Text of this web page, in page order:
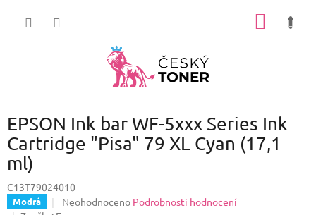
EPSON Ink bar WF-5xxx Series Ink
Cartridge "Pisa" 79 XL Cyan (17,1
ml)
C13T79024010
Modrá
Průměrné
Neohodnoceno Podrobnosti hodnocení